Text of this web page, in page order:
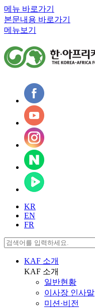
메뉴 바로가기
본문내용 바로가기
메뉴보기
KR
EN
FR
KAF 소개
KAF 소개
일반현황
이사장 인사말
미션·비전